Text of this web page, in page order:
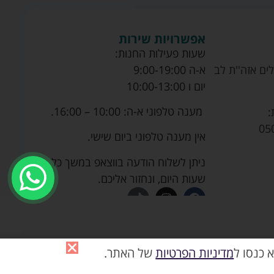
אזה''ת לב
אפשרויות שירות
שעות פעילות החנות:
א-ה 9:00-19:00
יום ו 10:00-13:00
מענה טלפוני א-ה: 10:00 – 16:00.
אין מענה טלפוני ביום שישי.
ניתן לשלוח הודעה בווצאפ במשך כל
שעות היום, ונחזור אליכם.
כנסו למדיניות הפרטיותשל האתר.